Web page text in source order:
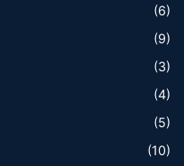
(6)
(9)
(3)
(4)
(5)
(10)